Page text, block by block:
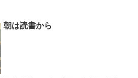
朝は読書から